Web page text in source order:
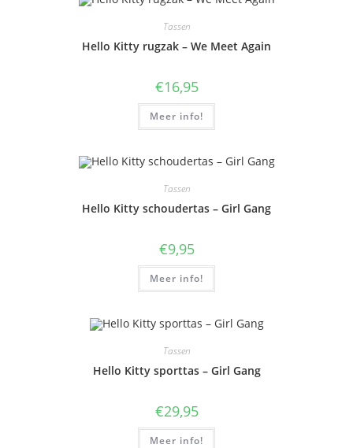
Tassen
Hello Kitty rugzak – We Meet Again
€16,95
Meer info!
Tassen
Hello Kitty schoudertas – Girl Gang
€9,95
Meer info!
Tassen
Hello Kitty sporttas – Girl Gang
€29,95
Meer info!